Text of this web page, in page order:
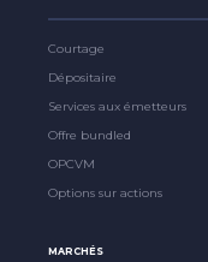
Courtage
Dépositaire
Services aux émetteurs
Offre bundled
OPCVM
Options sur actions
MARCHÉS